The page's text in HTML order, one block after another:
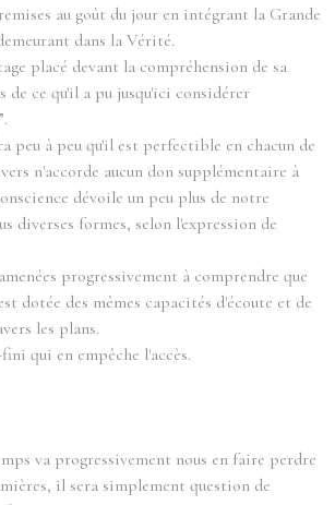
au goût du jour en intégrant la Grande
dans la Vérité.
placé devant la compréhension de sa
de ce qu'il a pu jusqu'ici considérer
peu à peu qu'il est perfectible en chacun de
n'accorde aucun don supplémentaire à
dévoile un peu plus de notre
diverses formes, selon l'expression de
progressivement à comprendre que
dotée des mêmes capacités d'écoute et de
les plans.
qui en empêche l'accès.
va progressivement nous en faire perdre
il sera simplement question de